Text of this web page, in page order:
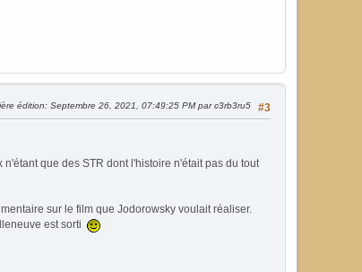
#3
édition: Septembre 26, 2021, 07:49:25 PM par c3rb3ru5
que des STR dont l'histoire n'était pas du tout
sur le film que Jodorowsky voulait réaliser.
est sorti